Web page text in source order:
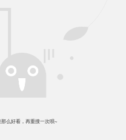
么好看，再重搜一次呗~